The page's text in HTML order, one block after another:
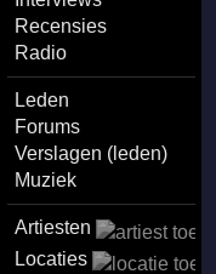
Recensies
Radio
Leden
Forums
Verslagen (leden)
Muziek
Artiesten
Locaties